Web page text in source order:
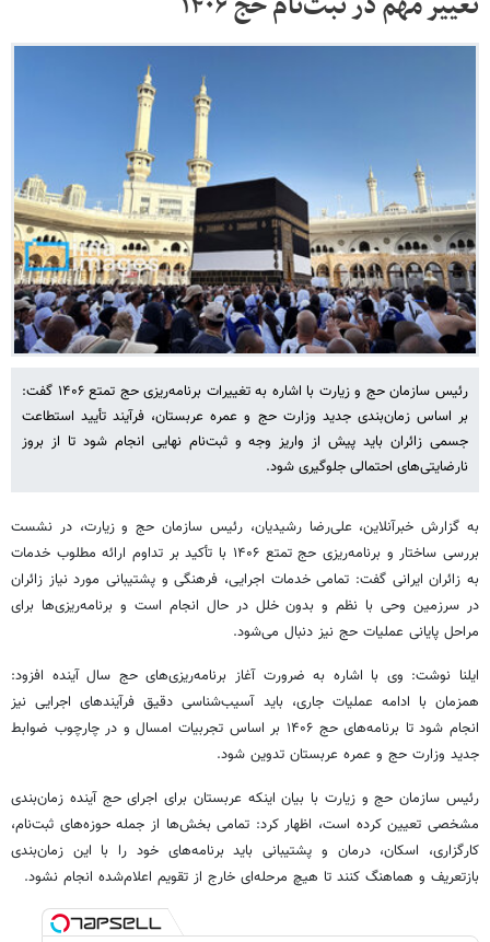
رئیس سازمان حج و زیارت با اشاره به تغییرات برنامه‌ریزی حج تمتع ۱۴۰۶ گفت:
بر اساس زمان‌بندی جدید وزارت حج و عمره عربستان، فرآیند تأیید استطاعت
جسمی زائران باید پیش از واریز وجه و ثبت‌نام نهایی انجام شود تا از بروز
نارضایتی‌های احتمالی جلوگیری شود.
به گزارش خبرآنلاین، علی‌رضا رشیدیان، رئیس سازمان حج و زیارت، در نشست
بررسی ساختار و برنامه‌ریزی حج تمتع ۱۴۰۶ با تأکید بر تداوم ارائه مطلوب خدمات
به زائران ایرانی گفت: تمامی خدمات اجرایی، فرهنگی و پشتیبانی مورد نیاز زائران
در سرزمین وحی با نظم و بدون خلل در حال انجام است و برنامه‌ریزی‌ها برای
مراحل پایانی عملیات حج نیز دنبال می‌شود.
ایلنا نوشت: وی با اشاره به ضرورت آغاز برنامه‌ریزی‌های حج سال آینده افزود:
همزمان با ادامه عملیات جاری، باید آسیب‌شناسی دقیق فرآیندهای اجرایی نیز
انجام شود تا برنامه‌های حج ۱۴۰۶ بر اساس تجربیات امسال و در چارچوب ضوابط
جدید وزارت حج و عمره عربستان تدوین شود.
رئیس سازمان حج و زیارت با بیان اینکه عربستان برای اجرای حج آینده زمان‌بندی
مشخصی تعیین کرده است، اظهار کرد: تمامی بخش‌ها از جمله حوزه‌های ثبت‌نام،
کارگزاری، اسکان، درمان و پشتیبانی باید برنامه‌های خود را با این زمان‌بندی
بازتعریف و هماهنگ کنند تا هیچ مرحله‌ای خارج از تقویم اعلام‌شده انجام نشود.